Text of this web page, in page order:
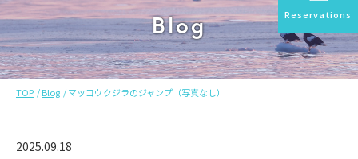
Reservations
Blog
TOP Blog マッコウクジラのジャンプ（写真なし）
2025.09.18